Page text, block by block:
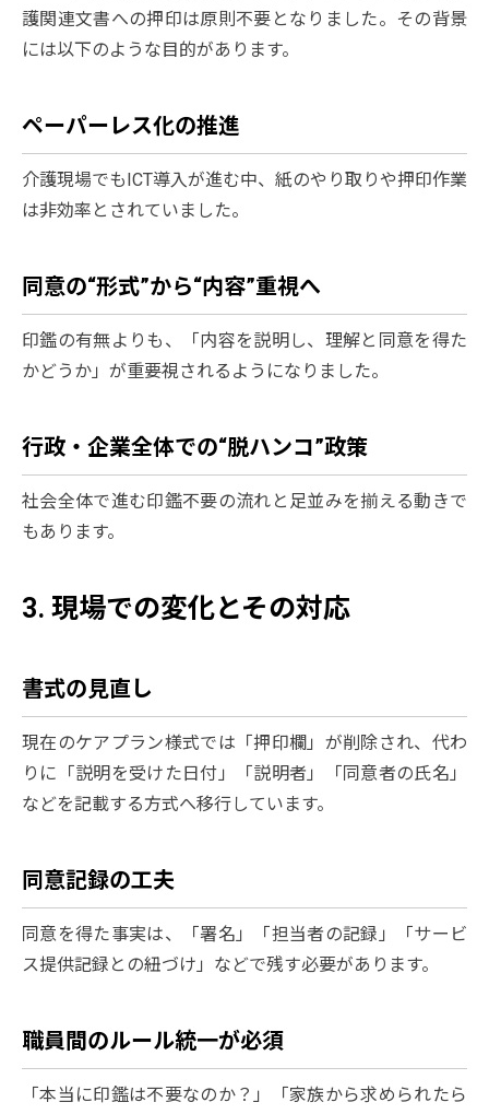
護関連文書への押印は原則不要となりました。その背景
には以下のような目的があります。
ペーパーレス化の推進
介護現場でもICT導入が進む中、紙のやり取りや押印作業
は非効率とされていました。
同意の“形式”から“内容”重視へ
印鑑の有無よりも、「内容を説明し、理解と同意を得た
かどうか」が重要視されるようになりました。
行政・企業全体での“脱ハンコ”政策
社会全体で進む印鑑不要の流れと足並みを揃える動きで
もあります。
3. 現場での変化とその対応
書式の見直し
現在のケアプラン様式では「押印欄」が削除され、代わ
りに「説明を受けた日付」「説明者」「同意者の氏名」
などを記載する方式へ移行しています。
同意記録の工夫
同意を得た事実は、「署名」「担当者の記録」「サービ
ス提供記録との紐づけ」などで残す必要があります。
職員間のルール統一が必須
「本当に印鑑は不要なのか？」「家族から求められたら